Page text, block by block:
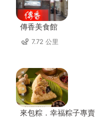
傳香美食館
7.72 公里
來包粽．幸福粽子專賣